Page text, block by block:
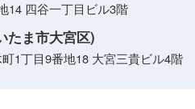
14 四谷一丁目ビル3階
たま市大宮区)
1丁目9番地18 大宮三貴ビル4階